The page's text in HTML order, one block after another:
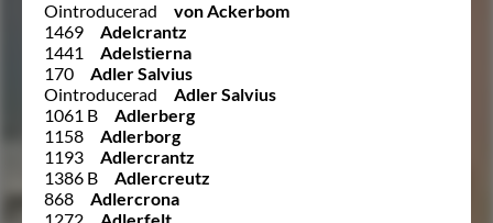
Ointroducerad
von Ackerbom
1469
Adelcrantz
1441
Adelstierna
170
Adler Salvius
Ointroducerad
Adler Salvius
1061 B
Adlerberg
1158
Adlerborg
1193
Adlercrantz
1386 B
Adlercreutz
868
Adlercrona